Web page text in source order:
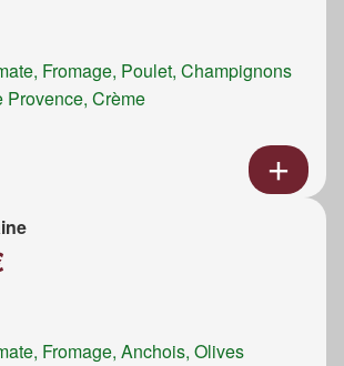
Fromage, Poulet, Champignons
Provence, Crème
Fromage, Anchois, Olives